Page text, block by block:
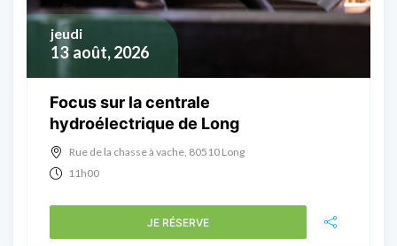
13 août, 2026
jeudi
Focus sur la centrale
hydroélectrique de Long
Rue de la chasse à vache, 80510 Long
11h00
JE RÉSERVE